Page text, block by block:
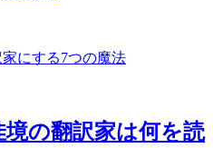
にする7つの魔法
の翻訳家は何を読